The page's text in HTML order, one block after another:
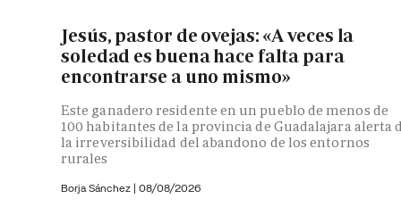
Jesús, pastor de ovejas: «A veces la
soledad es buena hace falta para
encontrarse a uno mismo»
Este ganadero residente en un pueblo de menos de
100 habitantes de la provincia de Guadalajara alerta
la irreversibilidad del abandono de los entornos
rurales
Borja Sánchez | 08/08/2026